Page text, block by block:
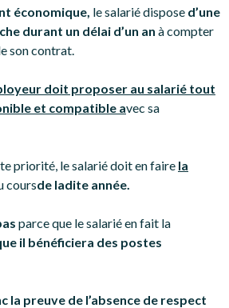
économique, le salarié dispose d’une
durant un délai d’un an à compter
son contrat.
doit proposer au salarié tout
et compatible avec sa
priorité, le salarié doit en faire la
coursde ladite année.
parce que le salarié en fait la
il bénéficiera des postes
la preuve de l’absence de respect